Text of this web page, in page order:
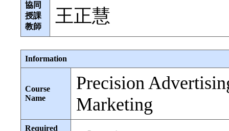
協同
授課
教師
王正慧
Information
Course
Name
Precision
Marketing
Required